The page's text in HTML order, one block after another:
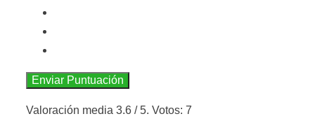
Enviar Puntuación
Valoración media 3.6 / 5. Votos: 7